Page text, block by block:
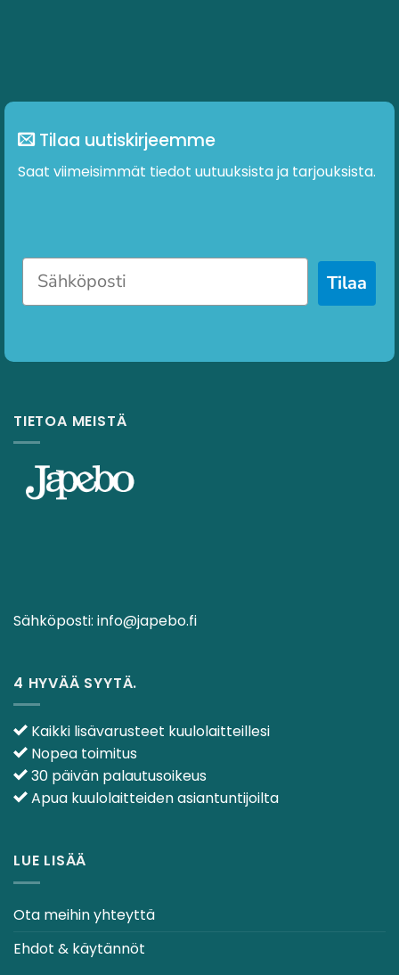
Tilaa uutiskirjeemme
Saat viimeisimmät tiedot uutuuksista ja tarjouksista.
Tilaa
TIETOA MEISTÄ
Sähköposti: info@japebo.fi
4 HYVÄÄ SYYTÄ.
Kaikki lisävarusteet kuulolaitteillesi
Nopea toimitus
30 päivän palautusoikeus
Apua kuulolaitteiden asiantuntijoilta
LUE LISÄÄ
Ota meihin yhteyttä
Ehdot & käytännöt